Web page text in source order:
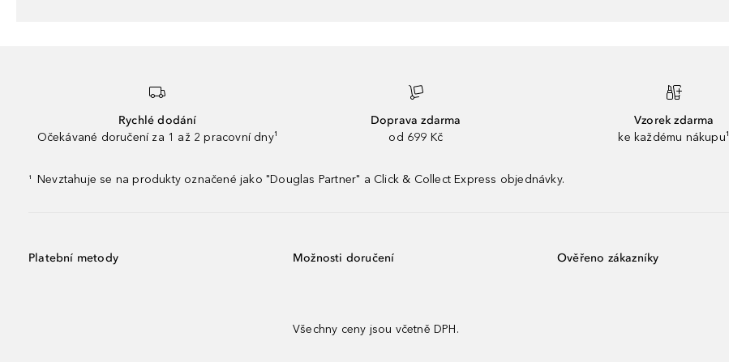
Rychlé dodání
Očekávané doručení za 1 až 2 pracovní dny¹
Doprava zdarma
od 699 Kč
Vzorek zdarma
ke každému nákupu¹
¹ Nevztahuje se na produkty označené jako "Douglas Partner" a Click & Collect Express objednávky.
Platební metody Možnosti doručení
Všechny ceny jsou včetně DPH.
Ověřeno zákazníky